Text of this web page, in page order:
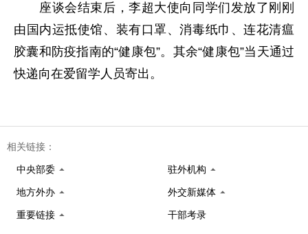
座谈会结束后，李超大使向同学们发放了刚刚
由国内运抵使馆、装有口罩、消毒纸巾、连花清瘟
胶囊和防疫指南的“健康包”。其余“健康包”当天通过
快递向在爱留学人员寄出。
相关链接：
中央部委 驻外机构
地方外办 外交新媒体
重要链接 干部考录